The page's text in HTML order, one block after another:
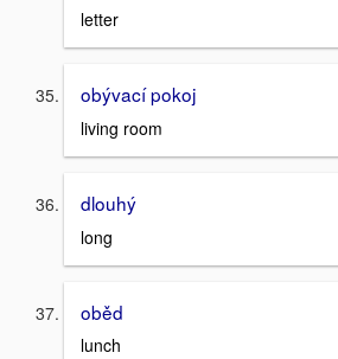
letter
obývací pokoj
living room
dlouhý
long
oběd
lunch